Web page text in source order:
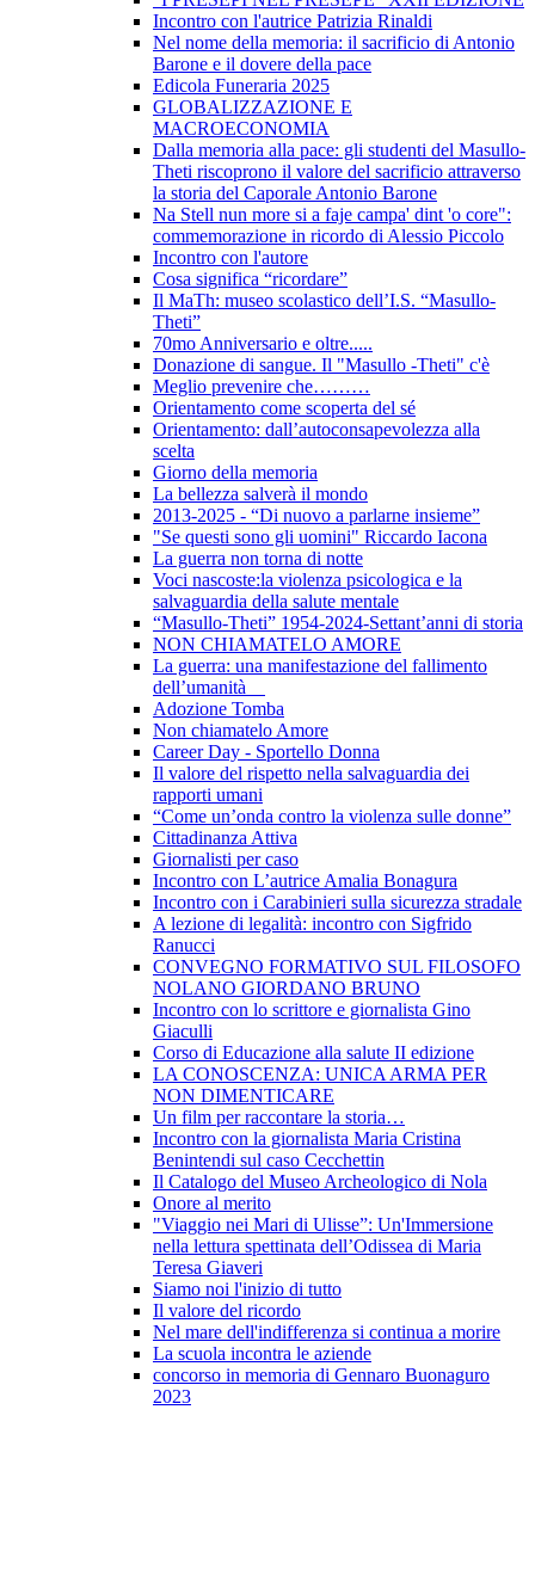
Incontro con l'autrice Patrizia Rinaldi
Nel nome della memoria: il sacrificio di Antonio
Barone e il dovere della pace
Edicola Funeraria 2025
GLOBALIZZAZIONE E
MACROECONOMIA
Dalla memoria alla pace: gli studenti del Masullo-
Theti riscoprono il valore del sacrificio attraverso
la storia del Caporale Antonio Barone
Na Stell nun more si a faje campa' dint 'o core":
commemorazione in ricordo di Alessio Piccolo
Incontro con l'autore
Cosa significa “ricordare”
Il MaTh: museo scolastico dell’I.S. “Masullo-
Theti”
70mo Anniversario e oltre.....
Donazione di sangue. Il "Masullo -Theti" c'è
Meglio prevenire che………
Orientamento come scoperta del sé
Orientamento: dall’autoconsapevolezza alla
scelta
Giorno della memoria
La bellezza salverà il mondo
2013-2025 - “Di nuovo a parlarne insieme”
"Se questi sono gli uomini" Riccardo Iacona
La guerra non torna di notte
Voci nascoste:la violenza psicologica e la
salvaguardia della salute mentale
“Masullo-Theti” 1954-2024-Settant’anni di storia
NON CHIAMATELO AMORE
La guerra: una manifestazione del fallimento
dell’umanità
Adozione Tomba
Non chiamatelo Amore
Career Day - Sportello Donna
Il valore del rispetto nella salvaguardia dei
rapporti umani
“Come un’onda contro la violenza sulle donne”
Cittadinanza Attiva
Giornalisti per caso
Incontro con L’autrice Amalia Bonagura
Incontro con i Carabinieri sulla sicurezza stradale
A lezione di legalità: incontro con Sigfrido
Ranucci
CONVEGNO FORMATIVO SUL FILOSOFO
NOLANO GIORDANO BRUNO
Incontro con lo scrittore e giornalista Gino
Giaculli
Corso di Educazione alla salute II edizione
LA CONOSCENZA: UNICA ARMA PER
NON DIMENTICARE
Un film per raccontare la storia…
Incontro con la giornalista Maria Cristina
Benintendi sul caso Cecchettin
Il Catalogo del Museo Archeologico di Nola
Onore al merito
"Viaggio nei Mari di Ulisse”: Un'Immersione
nella lettura spettinata dell’Odissea di Maria
Teresa Giaveri
Siamo noi l'inizio di tutto
Il valore del ricordo
Nel mare dell'indifferenza si continua a morire
La scuola incontra le aziende
concorso in memoria di Gennaro Buonaguro
2023